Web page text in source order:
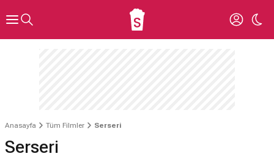
Anasayfa Tüm Filmler Serseri
Serseri